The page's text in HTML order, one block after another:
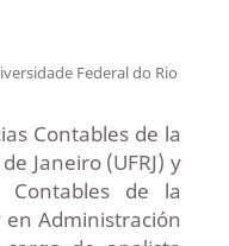
Federal do Rio
Contables de la
Janeiro (UFRJ) y
Contables de la
en Administración